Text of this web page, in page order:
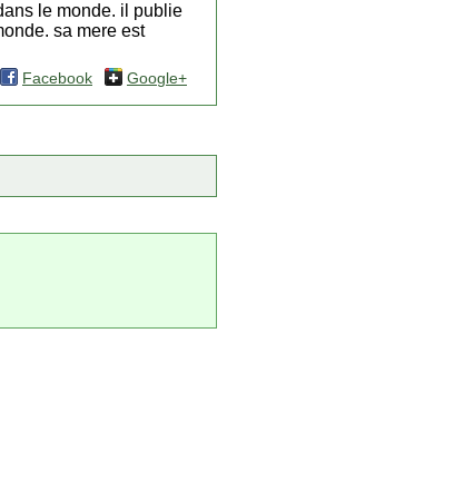
le monde. il publie
sa mere est
Facebook Google+